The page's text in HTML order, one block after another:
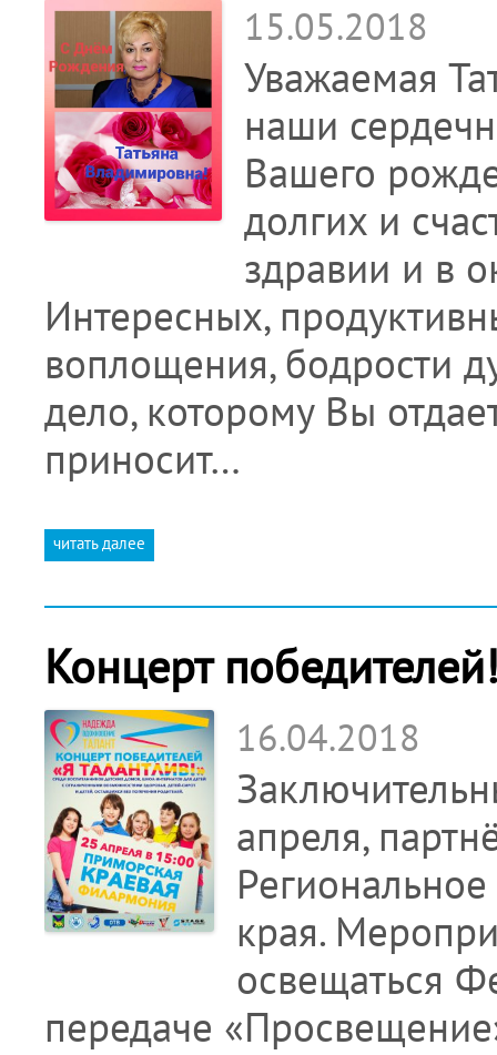
15.05.2018
Уважаемая
наши
Вашего
долгих и
здравии и в
Интересных,
воплощения, бодрости
дело, которому Вы
приносит…
читать далее
Концерт
16.04.2018
апреля,
края.
освещаться
передаче